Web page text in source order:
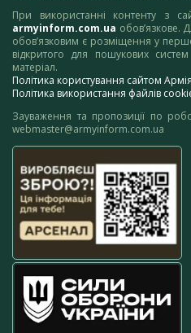
При використанні контенту з
armyinform.com.ua обов’язкове.
обов’язковим є розміщення у
відкритого для пошукових
матеріал.
Політика користування сайтом
Політика використання файлів
Зауваження та пропозиції по
webmaster@armyinform.com.ua